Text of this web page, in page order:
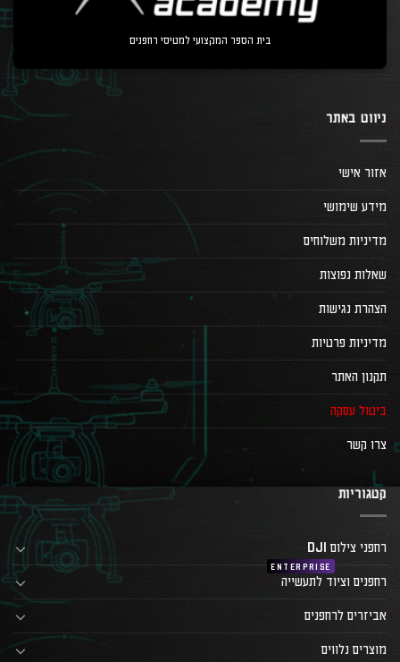
בית הספר המקצועי למטיסי רחפנים
ניווט באתר
אזור אישי
מידע שימושי
מדיניות משלוחים
שאלות נפוצות
הצהרת נגישות
מדיניות פרטיות
תקנון האתר
ביטול עסקה
צרו קשר
קטגוריות
רחפני צילום DJI
רחפנים וציוד לתעשייה
אביזרים לרחפנים
מוצרים נלווים